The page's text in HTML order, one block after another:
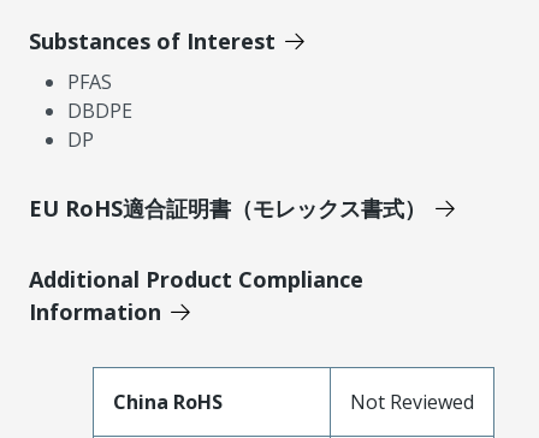
Substances of Interest
PFAS
DBDPE
DP
EU RoHS適合証明書（モレックス書式）
Additional Product Compliance
Information
China RoHS Not Reviewed